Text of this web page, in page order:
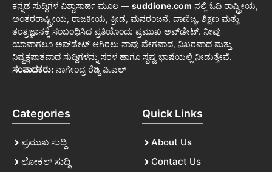
ಕನ್ನಡ ಸುದ್ದಿಗಳ ವಿಶ್ವಾಸಾರ್ಹ ಮೂಲ — suddione.com ನಲ್ಲಿ ಓದಿ ರಾಷ್ಟ್ರೀಯ,
ಅಂತರರಾಷ್ಟ್ರೀಯ, ರಾಜಕೀಯ, ಕ್ರೀಡೆ, ಮನರಂಜನೆ, ವಾಣಿಜ್ಯ, ಶಿಕ್ಷಣ ಮತ್ತು
ತಂತ್ರಜ್ಞಾನಕ್ಕೆ ಸಂಬಂಧಿಸಿದ ಪ್ರತಿಯೊಂದು ಪ್ರಮುಖ ಅಪ್‌ಡೇಟ್. ನೀವು
ಯಾವಾಗಲೂ ಅಪ್‌ಡೇಟ್ ಆಗಿರಲು ನಾವು ವೇಗವಾದ, ನಿಖರವಾದ ಮತ್ತು
ನಿಷ್ಪಕ್ಷಪಾತವಾದ ಸುದ್ದಿಗಳನ್ನು ಸರಳ ಹಾಗೂ ಸ್ಪಷ್ಟ ಭಾಷೆಯಲ್ಲಿ ನೀಡುತ್ತೇವೆ.
ಸಂಪಾದಕರು: ನಾಗೇಂದ್ರ ರೆಡ್ಡಿ ಪಿ.ಎಲ್
Categories
ಪ್ರಮುಖ ಸುದ್ದಿ
ಲೋಕಲ್ ಸುದ್ದಿ
Quick Links
About Us
Contact Us